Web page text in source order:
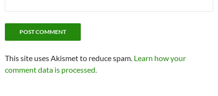
This site uses Akismet to reduce spam. Learn how your
comment data is processed.